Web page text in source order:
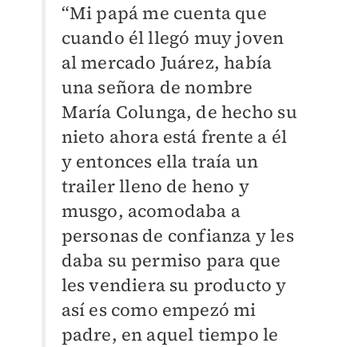
“Mi papá me cuenta que
cuando él llegó muy joven
al mercado Juárez, había
una señora de nombre
María Colunga, de hecho su
nieto ahora está frente a él
y entonces ella traía un
trailer lleno de heno y
musgo, acomodaba a
personas de confianza y les
daba su permiso para que
les vendiera su producto y
así es como empezó mi
padre, en aquel tiempo le